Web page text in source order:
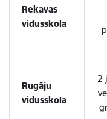
Rekavas
vidusskola
Rugāju
vidusskola
2